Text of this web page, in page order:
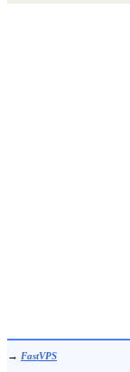
→ FastVPS